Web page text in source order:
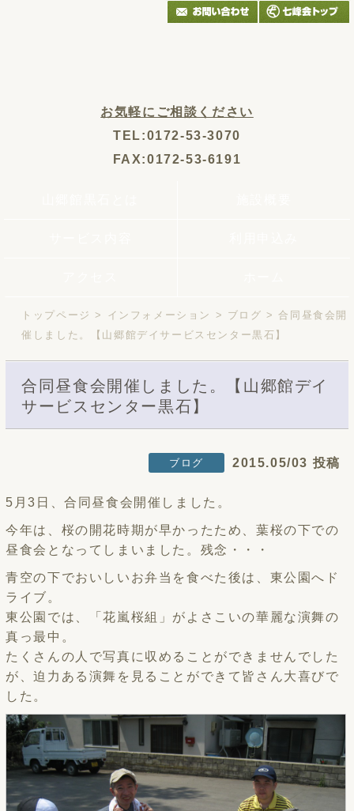
お気軽にご相談ください
TEL:0172-53-3070
FAX:0172-53-6191
トップページ > インフォメーション > ブログ > 合同昼食会開
催しました。【山郷館デイサービスセンター黒石】
合同昼食会開催しました。【山郷館デイ
サービスセンター黒石】
ブログ 2015.05/03 投稿
5月3日、合同昼食会開催しました。
今年は、桜の開花時期が早かったため、葉桜の下での
昼食会となってしまいました。残念・・・
青空の下でおいしいお弁当を食べた後は、東公園へド
ライブ。
東公園では、「花嵐桜組」がよさこいの華麗な演舞の
真っ最中。
たくさんの人で写真に収めることができませんでした
が、迫力ある演舞を見ることができて皆さん大喜びで
した。